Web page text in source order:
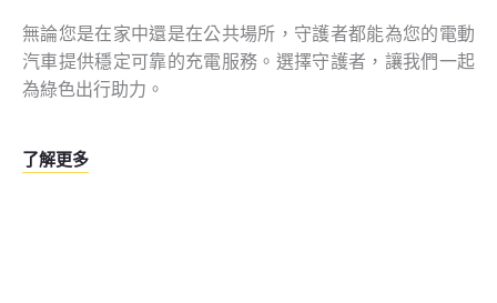
無論您是在家中還是在公共場所，守護者都能為您的電動
汽車提供穩定可靠的充電服務。選擇守護者，讓我們一起
為綠色出行助力。
了解更多